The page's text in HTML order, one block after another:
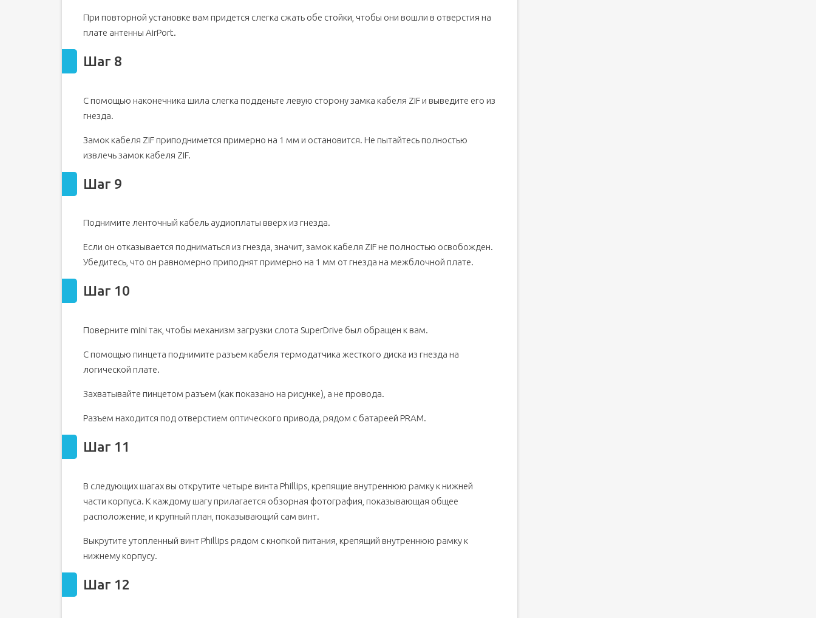
При повторной установке вам придется слегка сжать обе стойки, чтобы они вошли в отверстия на
плате антенны AirPort.
Шаг 8
С помощью наконечника шила слегка подденьте левую сторону замка кабеля ZIF и выведите его из
гнезда.
Замок кабеля ZIF приподнимется примерно на 1 мм и остановится. Не пытайтесь полностью
извлечь замок кабеля ZIF.
Шаг 9
Поднимите ленточный кабель аудиоплаты вверх из гнезда.
Если он отказывается подниматься из гнезда, значит, замок кабеля ZIF не полностью освобожден.
Убедитесь, что он равномерно приподнят примерно на 1 мм от гнезда на межблочной плате.
Шаг 10
Поверните mini так, чтобы механизм загрузки слота SuperDrive был обращен к вам.
С помощью пинцета поднимите разъем кабеля термодатчика жесткого диска из гнезда на
логической плате.
Захватывайте пинцетом разъем (как показано на рисунке), а не провода.
Разъем находится под отверстием оптического привода, рядом с батареей PRAM.
Шаг 11
В следующих шагах вы открутите четыре винта Phillips, крепящие внутреннюю рамку к нижней
части корпуса. К каждому шагу прилагается обзорная фотография, показывающая общее
расположение, и крупный план, показывающий сам винт.
Выкрутите утопленный винт Phillips рядом с кнопкой питания, крепящий внутреннюю рамку к
нижнему корпусу.
Шаг 12